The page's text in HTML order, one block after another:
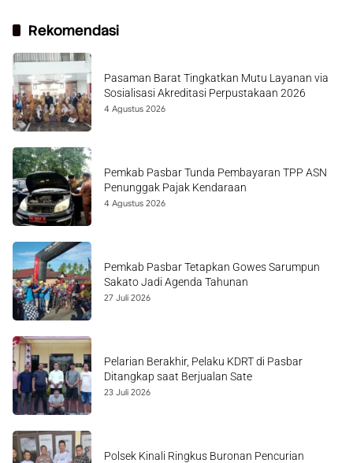
Rekomendasi
Pasaman Barat Tingkatkan Mutu Layanan via
Sosialisasi Akreditasi Perpustakaan 2026
4 Agustus 2026
Pemkab Pasbar Tunda Pembayaran TPP ASN
Penunggak Pajak Kendaraan
4 Agustus 2026
Pemkab Pasbar Tetapkan Gowes Sarumpun
Sakato Jadi Agenda Tahunan
27 Juli 2026
Pelarian Berakhir, Pelaku KDRT di Pasbar
Ditangkap saat Berjualan Sate
23 Juli 2026
Polsek Kinali Ringkus Buronan Pencurian